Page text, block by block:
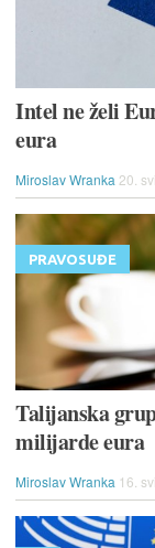
Intel ne želi
eura
Miroslav Wranka 20.
PRAVOSUĐE
Talijanska
milijarde eura
Miroslav Wranka 16.